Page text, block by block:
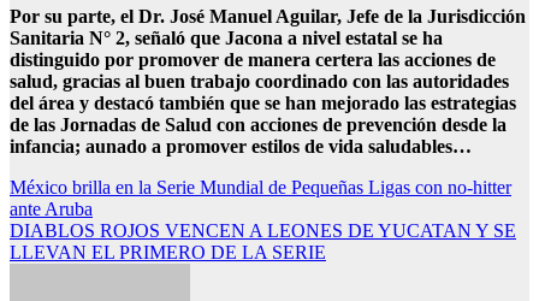
Por su parte, el Dr. José Manuel Aguilar, Jefe de la Jurisdicción
Sanitaria N° 2, señaló que Jacona a nivel estatal se ha
distinguido por promover de manera certera las acciones de
salud, gracias al buen trabajo coordinado con las autoridades
del área y destacó también que se han mejorado las estrategias
de las Jornadas de Salud con acciones de prevención desde la
infancia; aunado a promover estilos de vida saludables…
Navegación
de
entradas
México brilla en la Serie Mundial de Pequeñas Ligas con no-hitter
ante Aruba
DIABLOS ROJOS VENCEN A LEONES DE YUCATAN Y SE
LLEVAN EL PRIMERO DE LA SERIE